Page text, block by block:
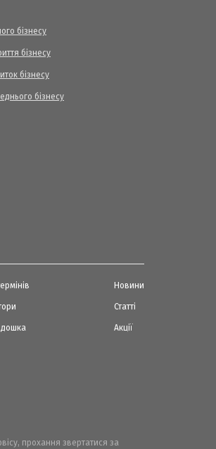
бізнесу
бізнесу
бізнесу
бізнесу
дошка
Новини
Статті
Акції
прохання звертатися за